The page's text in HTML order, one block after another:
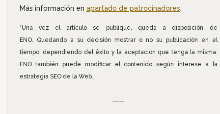
Más información en apartado de patrocinadores.
*Una vez el artículo se publique, queda a disposición de
ENO. Quedando a su decisión mostrar o no su publicación en el
tiempo, dependiendo del éxito y la aceptación que tenga la misma.
ENO también puede modificar el contenido según interese a la
estrategia SEO de la Web.
——